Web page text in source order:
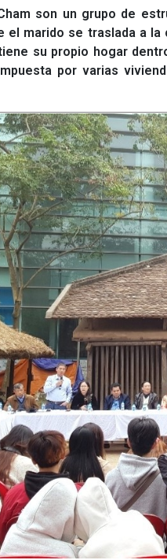
son un grupo de
el marido se traslada a
su propio hogar
por varias